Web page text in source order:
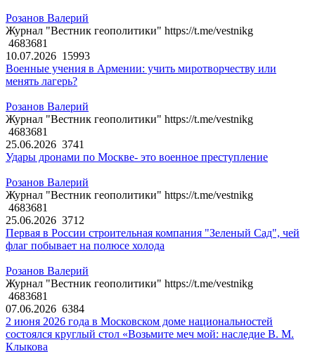
Розанов Валерий
Журнал "Вестник геополитики" https://t.me/vestnikg
4683681
10.07.2026 15993
Военные учения в Армении: учить миротворчеству или
менять лагерь?
Розанов Валерий
Журнал "Вестник геополитики" https://t.me/vestnikg
4683681
25.06.2026 3741
Удары дронами по Москве- это военное преступление
Розанов Валерий
Журнал "Вестник геополитики" https://t.me/vestnikg
4683681
25.06.2026 3712
Первая в России строительная компания "Зеленый Сад", чей
флаг побывает на полюсе холода
Розанов Валерий
Журнал "Вестник геополитики" https://t.me/vestnikg
4683681
07.06.2026 6384
2 июня 2026 года в Московском доме национальностей
состоялся круглый стол «Возьмите меч мой: наследие В. М.
Клыкова